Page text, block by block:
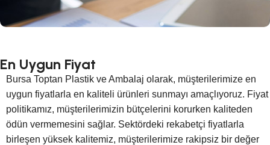
En Uygun Fiyat
Bursa Toptan Plastik ve Ambalaj olarak, müşterilerimize en
uygun fiyatlarla en kaliteli ürünleri sunmayı amaçlıyoruz. Fiyat
politikamız, müşterilerimizin bütçelerini korurken kaliteden
ödün vermemesini sağlar. Sektördeki rekabetçi fiyatlarla
birleşen yüksek kalitemiz, müşterilerimize rakipsiz bir değer